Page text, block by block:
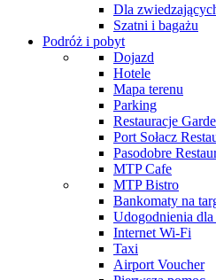
Dla
Szatni i bagażu
Podróż i pobyt
Dojazd
Hotele
Mapa terenu
Parking
Restauracje
Port Sołacz
Pasodobre
MTP Cafe
MTP Bistro
Bankomaty na
Udogodnienia dla
Internet Wi-Fi
Taxi
Airport Voucher